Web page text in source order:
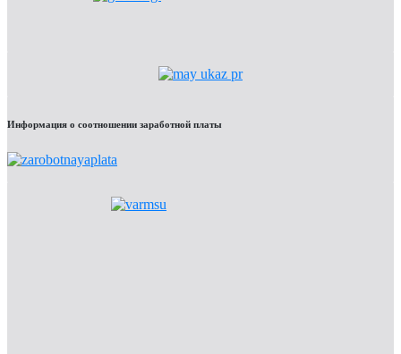
Информация о соотношении заработной платы